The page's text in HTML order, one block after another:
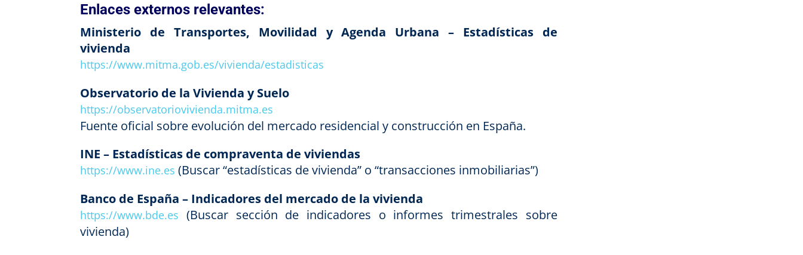
Enlaces externos relevantes:
Ministerio de Transportes, Movilidad y Agenda Urbana – Estadísticas de
vivienda
https://www.mitma.gob.es/vivienda/estadisticas
Observatorio de la Vivienda y Suelo
https://observatoriovivienda.mitma.es
Fuente oficial sobre evolución del mercado residencial y construcción en España.
INE – Estadísticas de compraventa de viviendas
https://www.ine.es (Buscar “estadísticas de vivienda” o “transacciones inmobiliarias”)
Banco de España – Indicadores del mercado de la vivienda
https://www.bde.es (Buscar sección de indicadores o informes trimestrales sobre
vivienda)